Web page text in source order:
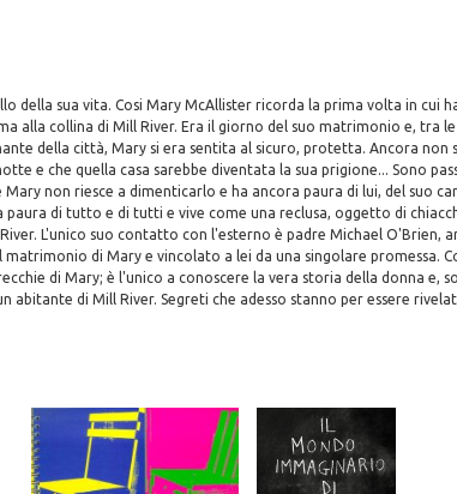
della sua vita. Cosi Mary McAllister ricorda la prima volta in cui
alla collina di Mill River. Era il giorno del suo matrimonio e, tra
della città, Mary si era sentita al sicuro, protetta. Ancora non
e che quella casa sarebbe diventata la sua prigione... Sono
non riesce a dimenticarlo e ha ancora paura di lui, del suo
paura di tutto e di tutti e vive come una reclusa, oggetto di
L'unico suo contatto con l'esterno è padre Michael O'Brien,
matrimonio di Mary e vincolato a lei da una singolare promessa.
di Mary; è l'unico a conoscere la vera storia della donna e,
abitante di Mill River. Segreti che adesso stanno per essere